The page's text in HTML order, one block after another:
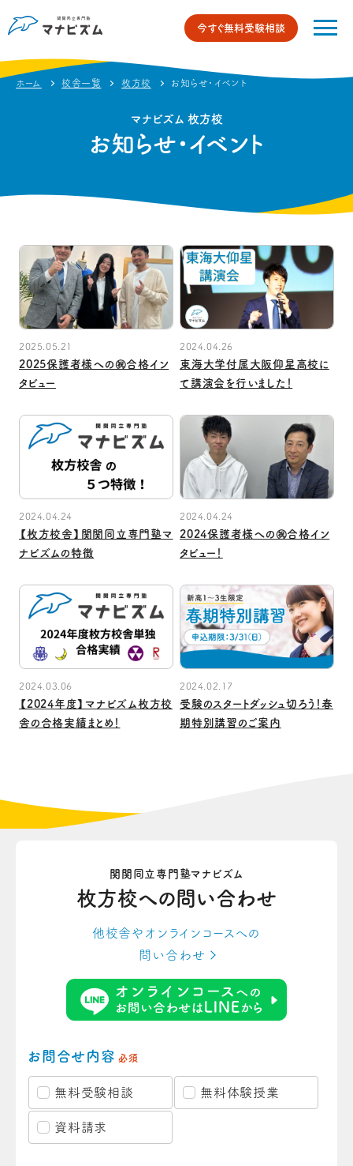
今すぐ無料受験相談
ホーム 校舎一覧 枚方校 お知らせ・イベント
マナビズム 枚方校
お知らせ・イベント
2025.05.21
2025保護者様への㊗合格イン
タビュー
2024.04.26
東海大学付属大阪仰星高校に
て講演会を行いました！
2024.04.24
【枚方校舎】関関同立専門塾マ
ナビズムの特徴
2024.04.24
2024保護者様への㊗合格イン
タビュー！
2024.03.06
【2024年度】マナビズム枚方校
舎の合格実績まとめ！
2024.02.17
受験のスタートダッシュ切ろう！春
期特別講習のご案内
関関同立専門塾マナビズム
枚方校への問い合わせ
他校舎やオンラインコースへの
問い合わせ
お問合せ内容 必須
無料受験相談 無料体験授業
資料請求